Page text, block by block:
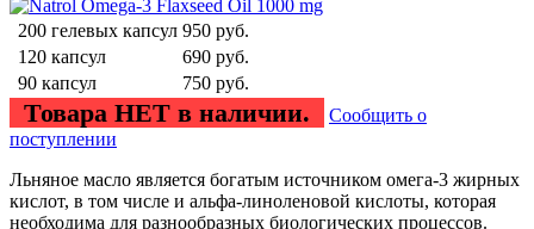
200 гелевых капсул 950 руб.
120 капсул
690 руб.
90 капсул
750 руб.
Товара НЕТ в наличии.
Сообщить о
поступлении
Льняное масло является богатым источником омега-3 жирных
кислот, в том числе и альфа-линоленовой кислоты, которая
необходима для разнообразных биологических процессов.